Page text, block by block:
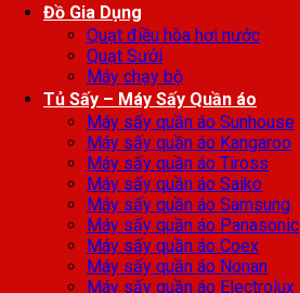
Đồ Gia Dụng
Quạt điều hòa hơi nước
Quạt Sưởi
Máy chạy bộ
Tủ Sấy – Máy Sấy Quần áo
Máy sấy quần áo Sunhouse
Máy sấy quần áo Kangaroo
Máy sấy quần áo Tiross
Máy sấy quần áo Saiko
Máy sấy quần áo Samsung
Máy sấy quần áo Panasonic
Máy sấy quần áo Coex
Máy sấy quần áo Nonan
Máy sấy quần áo Electrolux